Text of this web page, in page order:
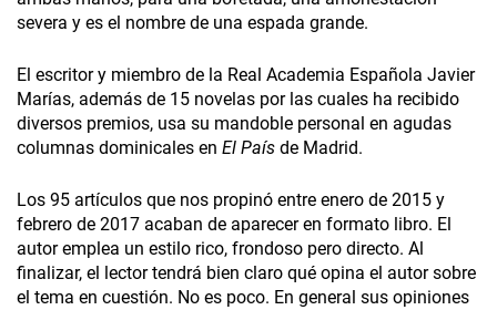
severa y es el nombre de una espada grande.
El escritor y miembro de la Real Academia Española Javier
Marías, además de 15 novelas por las cuales ha recibido
diversos premios, usa su mandoble personal en agudas
columnas dominicales en El País de Madrid.
Los 95 artículos que nos propinó entre enero de 2015 y
febrero de 2017 acaban de aparecer en formato libro. El
autor emplea un estilo rico, frondoso pero directo. Al
finalizar, el lector tendrá bien claro qué opina el autor sobre
el tema en cuestión. No es poco. En general sus opiniones